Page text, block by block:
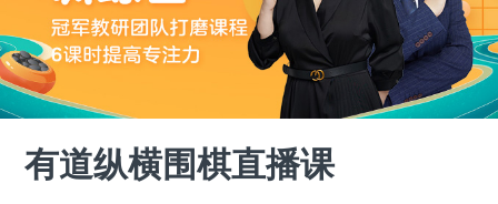
有道纵横围棋直播课